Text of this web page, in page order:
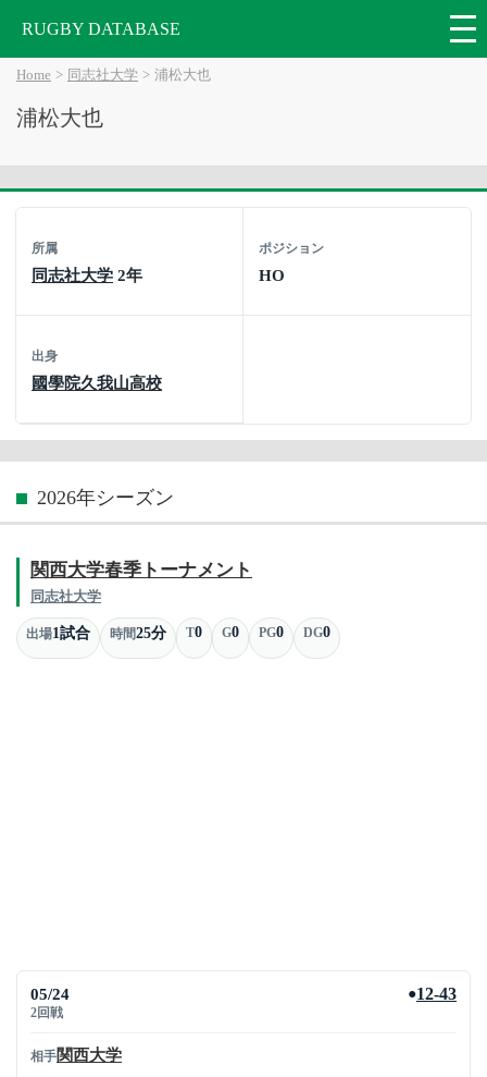
RUGBY DATABASE
Home 同志社大学 浦松大也
浦松大也
所属
同志社大学 2年
ポジション
HO
出身
國學院久我山高校
2026年シーズン
関西大学春季トーナメント
同志社大学
出場1試合 時間25分 T0 G0 PG0 DG0
05/24
2回戦
●12-43
相手関西大学